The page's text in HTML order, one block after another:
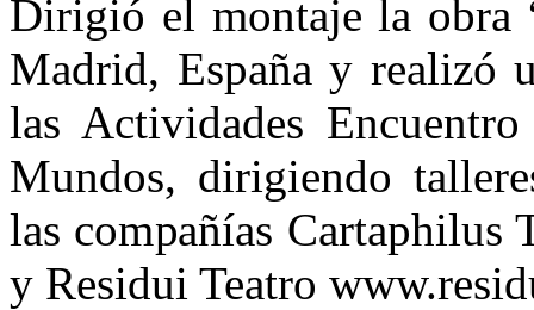
Dirigió el montaje la obra
Madrid, España y realizó
las Actividades
Mundos, dirigiendo
las compañías Cartaphilus
y Residui Teatro